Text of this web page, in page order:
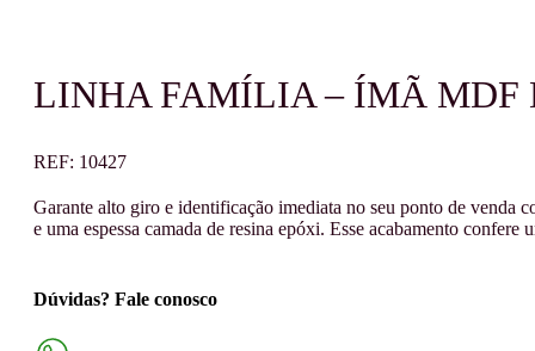
LINHA FAMÍLIA – ÍMÃ MDF
REF: 10427
Garante alto giro e identificação imediata no seu ponto de venda
e uma espessa camada de resina epóxi. Esse acabamento
Dúvidas? Fale conosco